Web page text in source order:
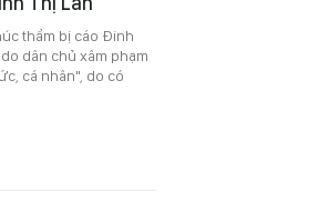
thẩm bị cáo Đinh
dân chủ xâm phạm
cá nhân", do có